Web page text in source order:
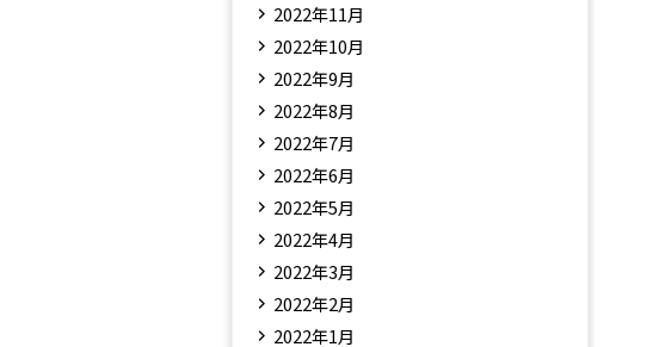
2022年11月
2022年10月
2022年9月
2022年8月
2022年7月
2022年6月
2022年5月
2022年4月
2022年3月
2022年2月
2022年1月